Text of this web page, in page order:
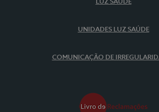
LUZ SAÚDE
UNIDADES LUZ SAÚDE
COMUNICAÇÃO DE